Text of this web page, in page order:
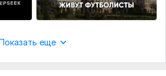
еще
прочитал ТЗ, сделал отличный
внедрив новые креативные
вариант и исходный продукт стал